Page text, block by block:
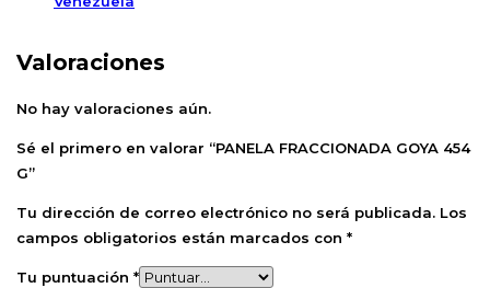
Valoraciones
No hay valoraciones aún.
Sé el primero en valorar “PANELA FRACCIONADA GOYA 454
G”
Tu dirección de correo electrónico no será publicada. Los
campos obligatorios están marcados con *
Tu puntuación *